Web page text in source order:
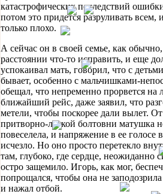
катастрофических последствий
потом это придется разруливать всем,
только плохо.
А сейчас он в своей семье, как
расстоянии что-то исправить, и еще
успокаивал мать, говорил, что с
бывает, особенно с мальчишками-
обещал, что непременно прорвется на
ближайший рейс, даже заявил, что
метели, чтобы поскорее дали вылет.
притворно-легкой болтовни матушка
повеселела, и напряжение в ее голосе
исчезло. Но оно просто перетекло
там, глубоко, где сердце, неожиданно
остро защемило. Игорь, как мог,
попрощался, чтобы она не
и нажал отбой.